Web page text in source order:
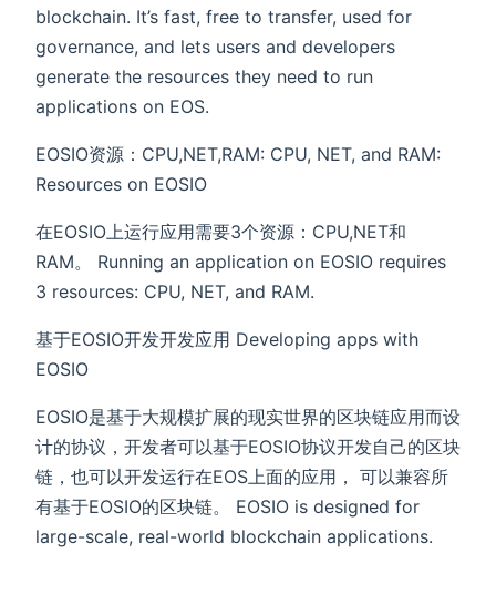
blockchain. It’s fast, free to transfer, used for
governance, and lets users and developers
generate the resources they need to run
applications on EOS.
EOSIO资源：CPU,NET,RAM: CPU, NET, and RAM:
Resources on EOSIO
在EOSIO上运行应用需要3个资源：CPU,NET和
RAM。 Running an application on EOSIO requires
3 resources: CPU, NET, and RAM.
基于EOSIO开发开发应用 Developing apps with
EOSIO
EOSIO是基于大规模扩展的现实世界的区块链应用而设
计的协议，开发者可以基于EOSIO协议开发自己的区块
链，也可以开发运行在EOS上面的应用， 可以兼容所
有基于EOSIO的区块链。 EOSIO is designed for
large-scale, real-world blockchain applications.